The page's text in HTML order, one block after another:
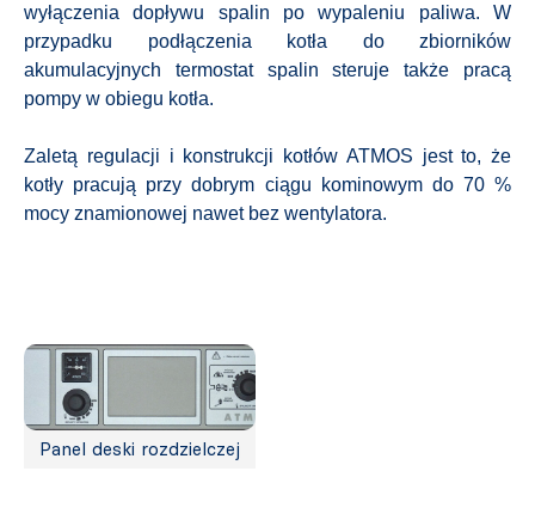
wyłączenia dopływu spalin po wypaleniu paliwa. W
przypadku podłączenia kotła do zbiorników
akumulacyjnych termostat spalin steruje także pracą
pompy w obiegu kotła.
Zaletą regulacji i konstrukcji kotłów ATMOS jest to, że
kotły pracują przy dobrym ciągu kominowym do 70 %
mocy znamionowej nawet bez wentylatora.
Panel deski rozdzielczej